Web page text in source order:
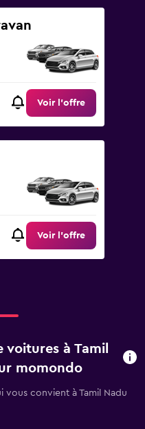
Voir l’offre
Voir l’offre
à Tamil
momondo
convient à Tamil Nadu